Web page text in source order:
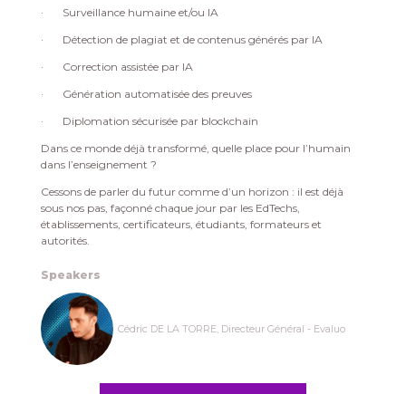
· Surveillance humaine et/ou IA
· Détection de plagiat et de contenus générés par IA
· Correction assistée par IA
· Génération automatisée des preuves
· Diplomation sécurisée par blockchain
Dans ce monde déjà transformé, quelle place pour l’humain
dans l’enseignement ?
Cessons de parler du futur comme d’un horizon : il est déjà
sous nos pas, façonné chaque jour par les EdTechs,
établissements, certificateurs, étudiants, formateurs et
autorités.
Speakers
Cédric DE LA TORRE, Directeur Général - Evaluo